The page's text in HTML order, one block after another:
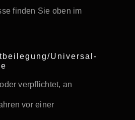
finden Sie oben im
Universal­
verpflichtet, an
vor einer